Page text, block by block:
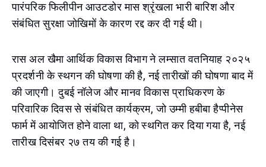
पारंपरिक फिलीपीन आउटडोर मास श्रृंखला भारी बारिश और
संबंधित सुरक्षा जोखिमों के कारण रद्द कर दी गई थी।
रास अल खैमा आर्थिक विकास विभाग ने लम्सात वतनियाह २०२५
प्रदर्शनी के स्थगन की घोषणा की है, नई तारीखों की घोषणा बाद में
की जाएगी। दुबई नॉलेज और मानव विकास प्राधिकरण के
परिवारिक दिवस से संबंधित कार्यक्रम, जो उम्मी हबीबा हैप्पीनेस
फार्म में आयोजित होने वाला था, को स्थगित कर दिया गया है, नई
तारीख दिसंबर २७ तय की गई है।